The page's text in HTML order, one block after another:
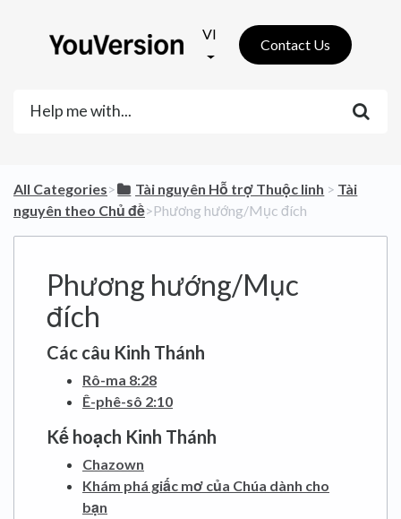
VI
Contact Us
All Categories​>​ ​Tài nguyên Hỗ trợ Thuộc linh ​ > ​ ​Tài
nguyên theo Chủ đề​>​ Phương hướng/Mục đích
Phương hướng/Mục
đích
Các câu Kinh Thánh
Rô-ma 8:28
Ê-phê-sô 2:10
Kế hoạch Kinh Thánh
Chazown
Khám phá giấc mơ của Chúa dành cho
bạn